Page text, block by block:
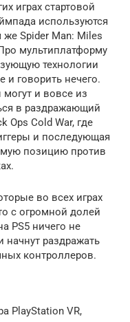
играх стартовой
используются
Spider Man: Miles
мультиплатформу
технологии
и говорить нечего.
и вовсе из
в раздражающий
Ops Cold War, где
и последующая
позицию против
во всех играх
с огромной долей
PS5 ничего не
начнут раздражать
контроллеров.
PlayStation VR,